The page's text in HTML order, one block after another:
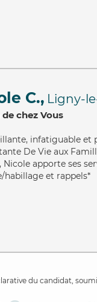
C., Ligny-
chez Vous
, infatiguable et
De Vie aux
Nicole apporte ses
habillage et rappels*
du candidat,